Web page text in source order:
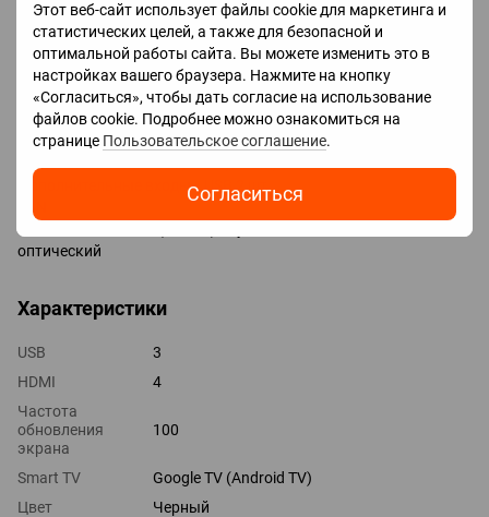
Этот веб-сайт использует файлы cookie для маркетинга и
статистических целей, а также для безопасной и
оптимальной работы сайта. Вы можете изменить это в
настройках вашего браузера. Нажмите на кнопку
«Согласиться», чтобы дать согласие на использование
файлов cookie. Подробнее можно ознакомиться на
странице Пользовательское соглашение.
Согласиться
Ambilight
управление голосом / через пульт /
Amazon Alexa / совместимость /
Google Assistant
Разъемы
HDMI 4 шт
Версия HDMI v 2.1
Дополнительные входы USB 2 шт
Выходы mini-Jack (3.5 мм) наушники
оптический
Характеристики
USB
3
HDMI
4
Частота
обновления
экрана
100
Smart TV
Google TV (Android TV)
Цвет
Черный